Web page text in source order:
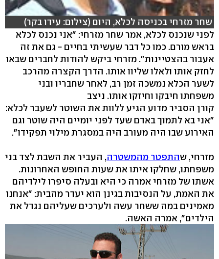
hlsjs-lite: Network error
שחר מזרחי בכניסה לכלא, היום (צילום: עידו בקר)
לפני שנכנס לכלא, אמר שחר מזרחי: "אני נכנס לכלא
בראש מורם. כמו כל דבר שעשיתי בחיים - גם את זה
אעבור בהצטיינות". מזרחי ביקש להודות לחברים שבאו
לחזק אותו ולאלו שליוו אותו. הדרך הקצרה מהרכב
לשער הכלא נמשכה זמן רב, לאחר שחבריו ובני
משפחתו חיבקו וחיזקו אותו. ניצב
קורן הסביר מדוע הגיע ללוות את השוטר לשעבר לכלא:
"אני בא לתמוך באדם שעד לפני יומיים היה שוטר וגם
האירוע שבו היה מעורב היה במסגרת מילוי תפקידו".
מזרחי, שהתפטר מהמשטרה, העביר את השבת לצד בני
משפחתו, שחלקו איתו את שעות החופש האחרונות.
אשתו של מזרחי אמרה כי היא ובעלה סיפרו לילדיהם
את האמת, על הנסיבות בגינן הוא יעדר מהבית: "אנחנו
מאמינים במה ששחר עשה ולערכים שעליהם נגדל את
הילדים", אמרה האשה.